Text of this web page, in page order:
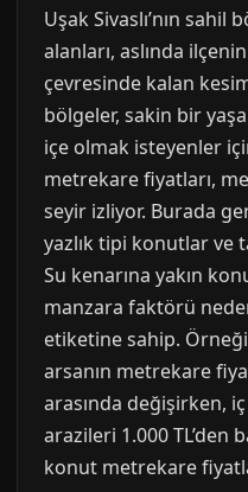
Uşak Sivaslı’nın sahil
alanları, aslında
çevresinde kalan
bölgeler, sakin bir
içe olmak isteyenler
metrekare fiyatları,
seyir izliyor. Burada
yazlık tipi konutlar ve
Su kenarına yakın
manzara faktörü
etiketine sahip.
arsanın metrekare
arasında değişirken,
arazileri 1.000 TL’den
konut metrekare